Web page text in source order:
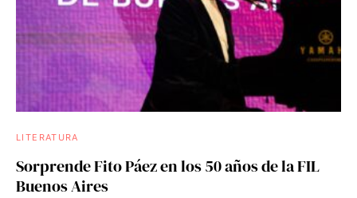
LITERATURA
Sorprende Fito Páez en los 50 años de la FIL
Buenos Aires